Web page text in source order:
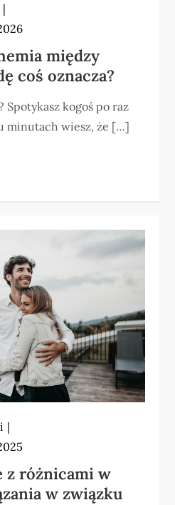
między
coś oznacza?
Spotykasz kogoś po raz
minutach wiesz, że […]
z różnicami w
w związku